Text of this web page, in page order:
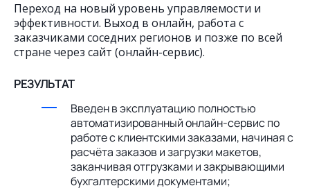
Переход на новый уровень управляемости и
эффективности. Выход в онлайн, работа с
заказчиками соседних регионов и позже по всей
стране через сайт (онлайн-сервис).
РЕЗУЛЬТАТ
Введен в эксплуатацию полностью
автоматизированный онлайн-сервис по
работе с клиентскими заказами, начиная с
расчёта заказов и загрузки макетов,
заканчивая отгрузками и закрывающими
бухгалтерскими документами;